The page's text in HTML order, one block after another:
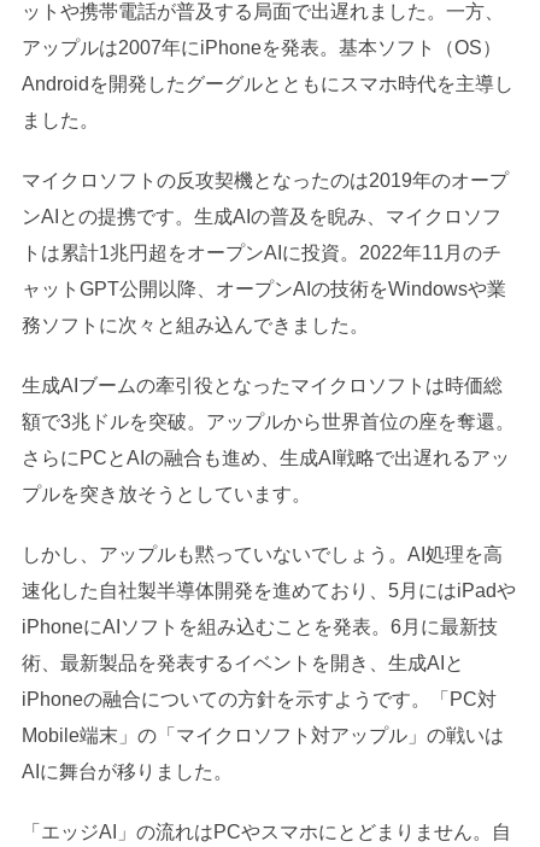
ットや携帯電話が普及する局面で出遅れました。一方、
アップルは2007年にiPhoneを発表。基本ソフト（OS）
Androidを開発したグーグルとともにスマホ時代を主導し
ました。
マイクロソフトの反攻契機となったのは2019年のオープ
ンAIとの提携です。生成AIの普及を睨み、マイクロソフ
トは累計1兆円超をオープンAIに投資。2022年11月のチ
ャットGPT公開以降、オープンAIの技術をWindowsや業
務ソフトに次々と組み込んできました。
生成AIブームの牽引役となったマイクロソフトは時価総
額で3兆ドルを突破。アップルから世界首位の座を奪還。
さらにPCとAIの融合も進め、生成AI戦略で出遅れるアッ
プルを突き放そうとしています。
しかし、アップルも黙っていないでしょう。AI処理を高
速化した自社製半導体開発を進めており、5月にはiPadや
iPhoneにAIソフトを組み込むことを発表。6月に最新技
術、最新製品を発表するイベントを開き、生成AIと
iPhoneの融合についての方針を示すようです。「PC対
Mobile端末」の「マイクロソフト対アップル」の戦いは
AIに舞台が移りました。
「エッジAI」の流れはPCやスマホにとどまりません。自